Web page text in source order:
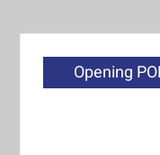
Opening